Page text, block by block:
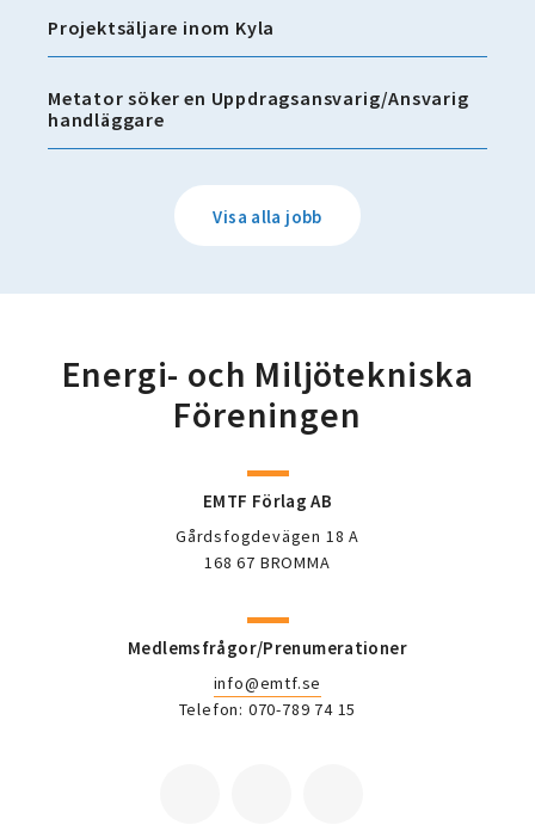
Projektsäljare inom Kyla
Metator söker en Uppdragsansvarig/Ansvarig
handläggare
Visa alla jobb
Energi- och Miljötekniska
Föreningen
EMTF Förlag AB
Gårdsfogdevägen 18 A
168 67 BROMMA
Medlemsfrågor/Prenumerationer
info@emtf.se
Telefon: 070-789 74 15